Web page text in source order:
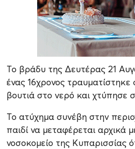
Το βράδυ της Δευτέρας 21
ένας 16χρονος
βουτιά στο νερό και χτύπησε
Το ατύχημα συνέβη στην
παιδί να μεταφέρεται αρχικά
νοσοκομείο της Κυπαρισσίας